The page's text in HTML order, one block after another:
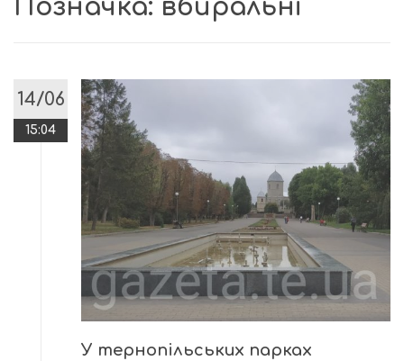
Позначка: вбиральні
14/06
15:04
У тернопільських парках